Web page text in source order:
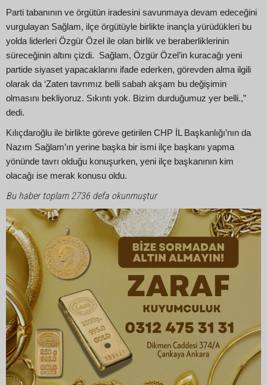
Parti tabanının ve örgütün iradesini savunmaya devam edeceğini
vurgulayan Sağlam, ilçe örgütüyle birlikte inançla yürüdükleri bu
yolda liderleri Özgür Özel ile olan birlik ve beraberliklerinin
süreceğinin altını çizdi. Sağlam, Özgür Özel’in kuracağı yeni
partide siyaset yapacaklarını ifade ederken, görevden alma ilgili
olarak da ‘Zaten tavrımız belli sabah akşam bu değişimin
olmasını bekliyoruz. Sıkıntı yok. Bizim durduğumuz yer belli.,”
dedi.
Kılıçdaroğlu ile birlikte göreve getirilen CHP İL Başkanlığı’nın da
Nazım Sağlam’ın yerine başka bir ismi ilçe başkanı yapma
yönünde tavrı olduğu konuşurken, yeni ilçe başkanının kim
olacağı ise merak konusu oldu.
Bu haber toplam 2736 defa okunmuştur